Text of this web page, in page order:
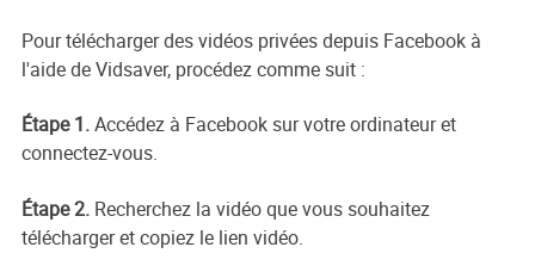
Pour télécharger des vidéos privées depuis Facebook à
l'aide de Vidsaver, procédez comme suit :
Étape 1.Accédez à Facebook sur votre ordinateur et
connectez-vous.
Étape 2.Recherchez la vidéo que vous souhaitez
télécharger et copiez le lien vidéo.